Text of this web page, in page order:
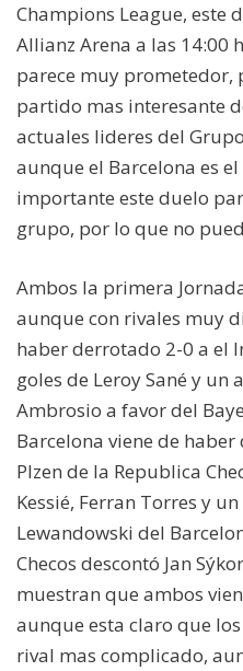
Champions League, este
Allianz Arena a las 14:00
parece muy prometedor,
partido mas interesante
actuales lideres del
aunque el Barcelona es
importante este duelo
grupo, por lo que no
Ambos la primera
aunque con rivales muy
haber derrotado 2-0 a el
goles de Leroy Sané y un
Ambrosio a favor del
Barcelona viene de
Plzen de la Republica
Kessié, Ferran Torres y
Lewandowski del
Checos descontó Jan
muestran que ambos
aunque esta claro que
rival mas complicado,